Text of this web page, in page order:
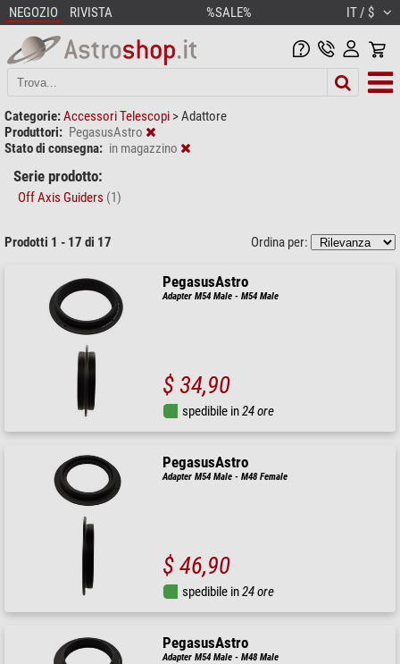
NEGOZIO RIVISTA %SALE% IT / $
Categorie:Accessori Telescopi >Adattore
Produttori: PegasusAstro
Stato di consegna: in magazzino
Serie prodotto:
Off Axis Guiders (1)
Prodotti 1 - 17 di 17 Ordina per:
PegasusAstro
Adapter M54 Male - M54 Male
$ 34,90
spedibile in24 ore
PegasusAstro
Adapter M54 Male - M48 Female
$ 46,90
spedibile in24 ore
PegasusAstro
Adapter M54 Male - M48 Male